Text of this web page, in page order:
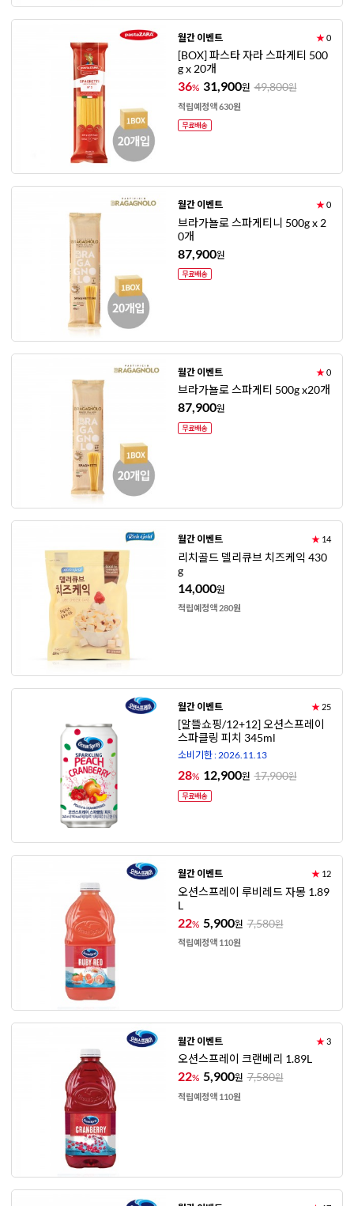
월간 이벤트 ★0
[BOX] 파스타 자라 스파게티 500
g x 20개
36% 31,900원 49,800원
적립예정액 630원
월간 이벤트 ★0
브라가뇰로 스파게티니 500g x 2
0개
87,900원
월간 이벤트 ★0
브라가뇰로 스파게티 500g x20개
87,900원
월간 이벤트 ★ 14
리치골드 델리큐브 치즈케익 430
g
14,000원
적립예정액 280원
월간 이벤트 ★ 25
[알뜰쇼핑/12+12] 오션스프레이
스파클링 피치 345ml
소비기한 : 2026.11.13
28% 12,900원 17,900원
월간 이벤트 ★ 12
오션스프레이 루비레드 자몽 1.89
L
22% 5,900원 7,580원
적립예정액 110원
월간 이벤트 ★3
오션스프레이 크랜베리 1.89L
22% 5,900원 7,580원
적립예정액 110원